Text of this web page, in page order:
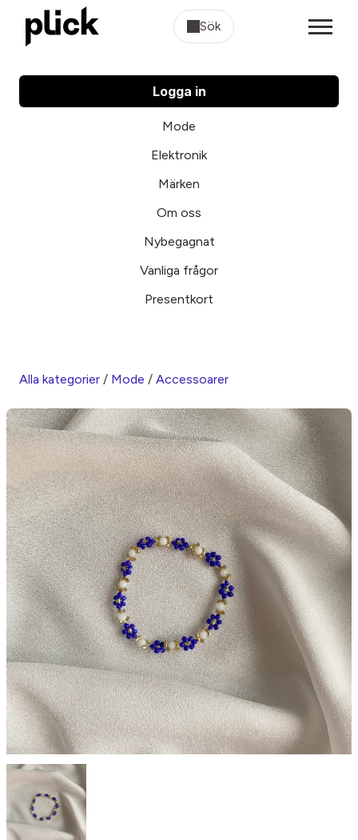
Sök
Logga in
Mode
Elektronik
Märken
Om oss
Nybegagnat
Vanliga frågor
Presentkort
Alla kategorier / Mode / Accessoarer